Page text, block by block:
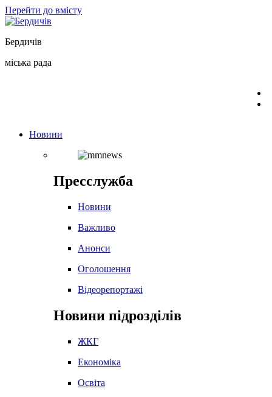
Перейти до вмісту
Бердичів
міська рада
Новини
Пресслужба
Новини
Важливо
Анонси
Оголошення
Відеорепортажі
Новини підрозділів
ЖКГ
Економіка
Освіта